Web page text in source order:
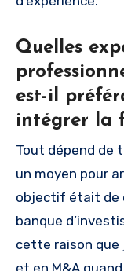
Quelles
est-il
intégrer la
Tout dépend de
un moyen pour
objectif était de
banque
cette raison que